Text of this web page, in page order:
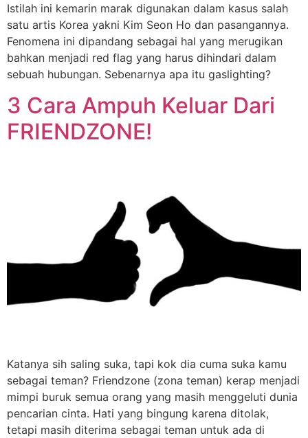
Istilah ini kemarin marak digunakan dalam kasus salah
satu artis Korea yakni Kim Seon Ho dan pasangannya.
Fenomena ini dipandang sebagai hal yang merugikan
bahkan menjadi red flag yang harus dihindari dalam
sebuah hubungan. Sebenarnya apa itu gaslighting?
3 Cara Ampuh Keluar Dari
FRIENDZONE!
Katanya sih saling suka, tapi kok dia cuma suka kamu
sebagai teman? Friendzone (zona teman) kerap menjadi
mimpi buruk semua orang yang masih menggeluti dunia
pencarian cinta. Hati yang bingung karena ditolak,
tetapi masih diterima sebagai teman untuk ada di